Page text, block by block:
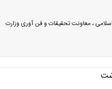
، معاونت تحقیقات و فن آوری وزارت